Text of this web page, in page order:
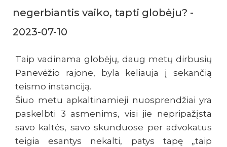
negerbiantis vaiko, tapti globėju? -
2023-07-10
Taip vadinama globėjų, daug metų dirbusių
Panevėžio rajone, byla keliauja į sekančią
teismo instanciją.
Šiuo metu apkaltinamieji nuosprendžiai yra
paskelbti 3 asmenims, visi jie nepripažįsta
savo kaltės, savo skunduose per advokatus
teigia esantys nekalti, patys tapę „taip